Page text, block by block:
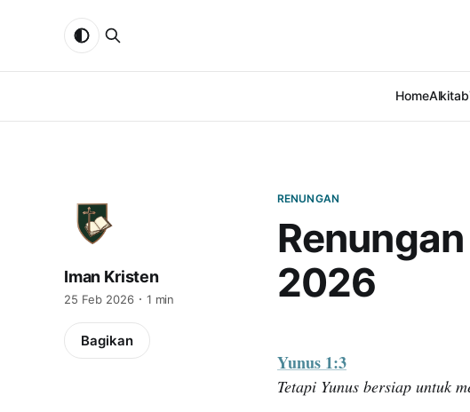
HomeAlkitab
RENUNGAN
2026
Iman Kristen
25 Feb 2026 1 min
Bagikan
Yunus 1:3
Tetapi Yunus bersiap untuk